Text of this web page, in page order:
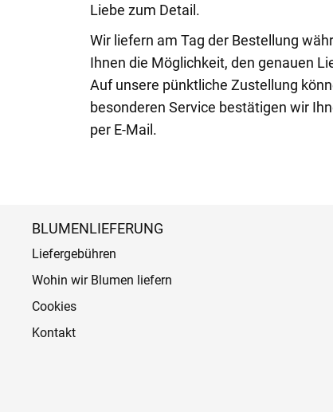
Liebe zum Detail.
Wir liefern am Tag der Bestellung
Ihnen die Möglichkeit, den genauen
Auf unsere pünktliche Zustellung
besonderen Service bestätigen wir
per E-Mail.
BLUMENLIEFERUNG
Liefergebühren
Wohin wir Blumen liefern
Cookies
Kontakt